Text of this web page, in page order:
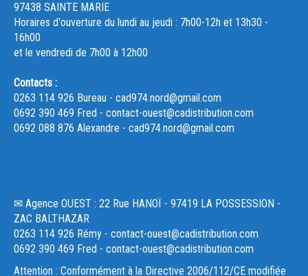
97438 SAINTE MARIE
Horaires d'ouverture du lundi au jeudi : 7h00-12h et 13h30 -
16h00
et le vendredi de 7h00 à 12h00
Contacts :
0263 114 926 Bureau - cad974.nord@gmail.com
0692 390 469 Fred - contact-ouest@cadistribution.com
0692 088 876 Alexandre - cad974.nord@gmail.com
✉ Agence OUEST : 22 Rue HANOÏ - 97419 LA POSSESSION -
ZAC BALTHAZAR
0263 114 926 Rémy - contact-ouest@cadistribution.com
0692 390 469 Fred - contact-ouest@cadistribution.com
Attention : Conformément à la Directive 2006/112/CE modifiée